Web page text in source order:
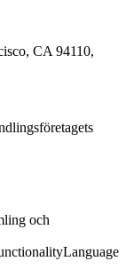
CA 94110,
och
Language